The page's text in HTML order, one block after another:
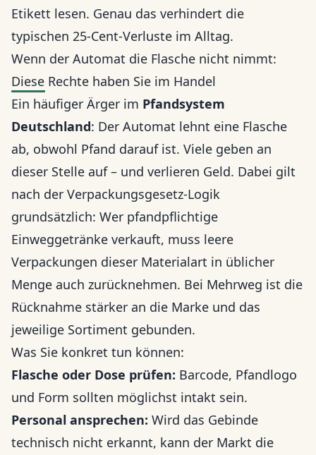
Etikett lesen. Genau das verhindert die
typischen 25-Cent-Verluste im Alltag.
Wenn der Automat die Flasche nicht nimmt:
Diese Rechte haben Sie im Handel
Ein häufiger Ärger im Pfandsystem
Deutschland: Der Automat lehnt eine Flasche
ab, obwohl Pfand darauf ist. Viele geben an
dieser Stelle auf – und verlieren Geld. Dabei gilt
nach der Verpackungsgesetz-Logik
grundsätzlich: Wer pfandpflichtige
Einweggetränke verkauft, muss leere
Verpackungen dieser Materialart in üblicher
Menge auch zurücknehmen. Bei Mehrweg ist die
Rücknahme stärker an die Marke und das
jeweilige Sortiment gebunden.
Was Sie konkret tun können:
Flasche oder Dose prüfen: Barcode, Pfandlogo
und Form sollten möglichst intakt sein.
Personal ansprechen: Wird das Gebinde
technisch nicht erkannt, kann der Markt die